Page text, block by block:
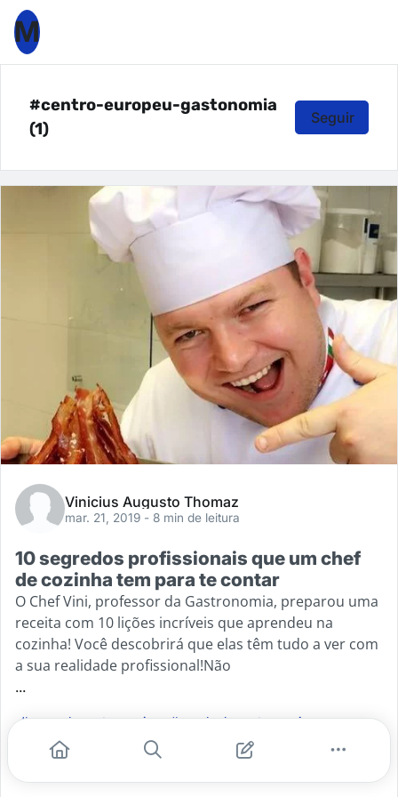
M
#centro-europeu-gastonomia
(1)
Seguir
Vinicius Augusto Thomaz
mar. 21, 2019 - 8 min de leitura
10 segredos profissionais que um chef
de cozinha tem para te contar
O Chef Vini, professor da Gastronomia, preparou uma
receita com 10 lições incríveis que aprendeu na
cozinha! Você descobrirá que elas têm tudo a ver com
a sua realidade profissional!Não
...
#curso de gastronomia
#escola de gastronomia
#gastronomia curitiba
#centro europeu gastonomia